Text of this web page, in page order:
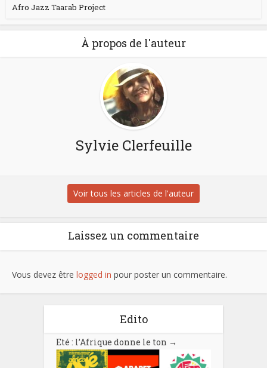
Afro Jazz Taarab Project
À propos de l'auteur
Sylvie Clerfeuille
Voir tous les articles de l'auteur
Laissez un commentaire
Vous devez être logged in pour poster un commentaire.
Edito
Eté : l’Afrique donne le ton →